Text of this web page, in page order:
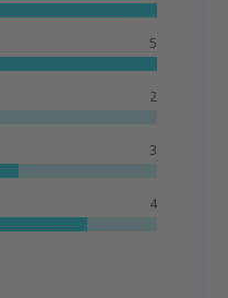
5
2
3
4